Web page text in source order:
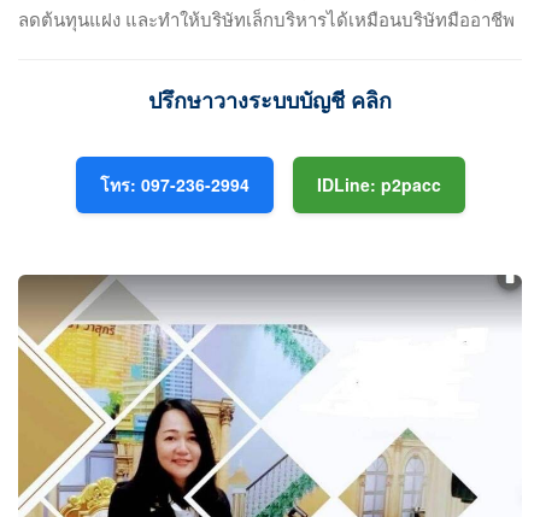
ลดต้นทุนแฝง และทำให้บริษัทเล็กบริหารได้เหมือนบริษัทมืออาชีพ
ปรึกษาวางระบบบัญชี คลิก
โทร: 097-236-2994 IDLine: p2pacc